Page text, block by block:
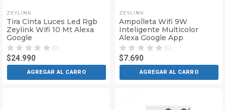
ZEYLINK
Tira Cinta Luces Led Rgb
Zeylink Wifi 10 Mt Alexa
Google
(0)
$24.990
AGREGAR AL CARRO
ZEYLINK
Ampolleta Wifi 9W
Inteligente Multicolor
Alexa Google App
(0)
$7.690
AGREGAR AL CARRO